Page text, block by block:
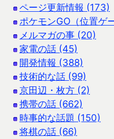
ページ更新情報 (173)
ポケモンGO（位置ゲ
メルマガの事 (20)
家電の話 (45)
開発情報 (388)
技術的な話 (99)
京田辺・枚方 (2)
携帯の話 (662)
時事的な話題 (150)
将棋の話 (66)